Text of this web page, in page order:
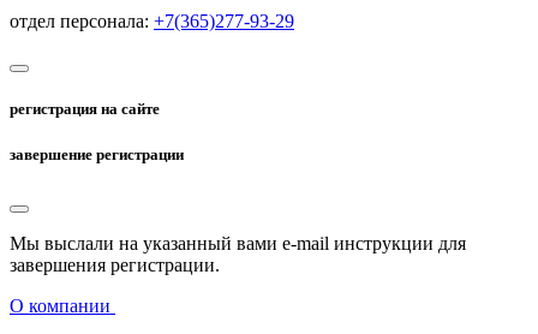
отдел персонала: +7(365)277-93-29
регистрация на сайте
завершение регистрации
Мы выслали на указанный вами e-mail инструкции для
завершения регистрации.
О компании